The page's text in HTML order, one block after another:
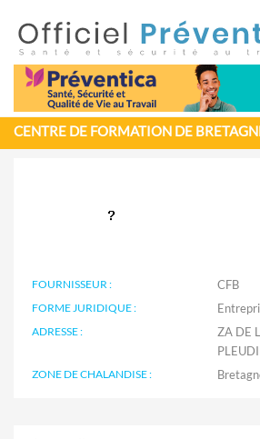
CENTRE DE FORMATION DE
FOURNISSEUR : CFB
FORME JURIDIQUE :
ADRESSE :
ZA DE
ZONE DE CHALANDISE :